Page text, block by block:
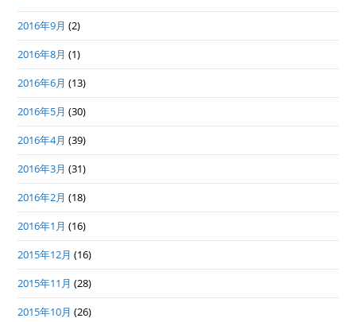
2016年9月 (2)
2016年8月 (1)
2016年6月 (13)
2016年5月 (30)
2016年4月 (39)
2016年3月 (31)
2016年2月 (18)
2016年1月 (16)
2015年12月 (16)
2015年11月 (28)
2015年10月 (26)